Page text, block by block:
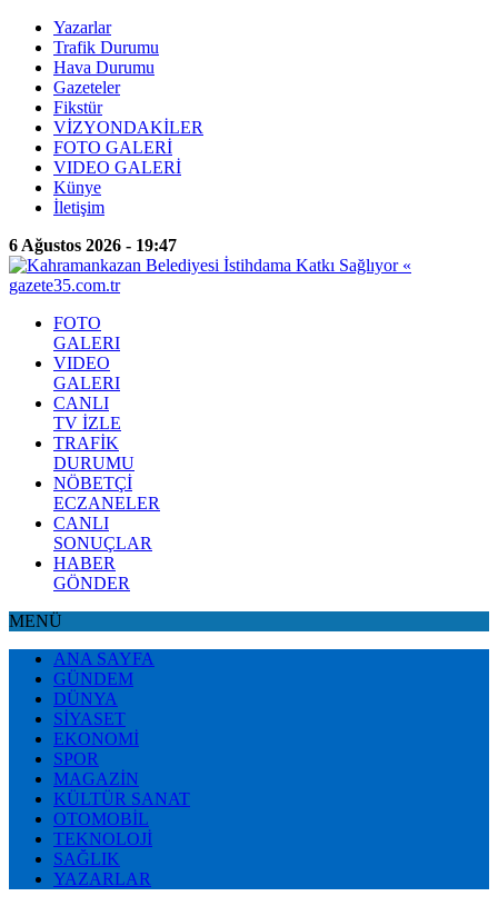
Yazarlar
Trafik Durumu
Hava Durumu
Gazeteler
Fikstür
VİZYONDAKİLER
FOTO GALERİ
VIDEO GALERİ
Künye
İletişim
6 Ağustos 2026 - 19:47
FOTO
GALERI
VIDEO
GALERI
CANLI
TV İZLE
TRAFİK
DURUMU
NÖBETÇİ
ECZANELER
CANLI
SONUÇLAR
HABER
GÖNDER
MENÜ
ANA SAYFA
GÜNDEM
DÜNYA
SİYASET
EKONOMİ
SPOR
MAGAZİN
KÜLTÜR SANAT
OTOMOBİL
TEKNOLOJİ
SAĞLIK
YAZARLAR